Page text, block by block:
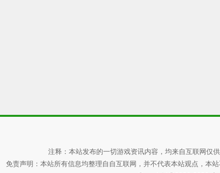
注释：本站发布的一切游戏资讯内容，均来自互联网仅
免责声明：本站所有信息均整理自自互联网，并不代表本站观点，本